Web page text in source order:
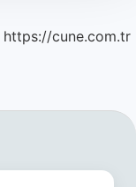
https://cune.com.tr